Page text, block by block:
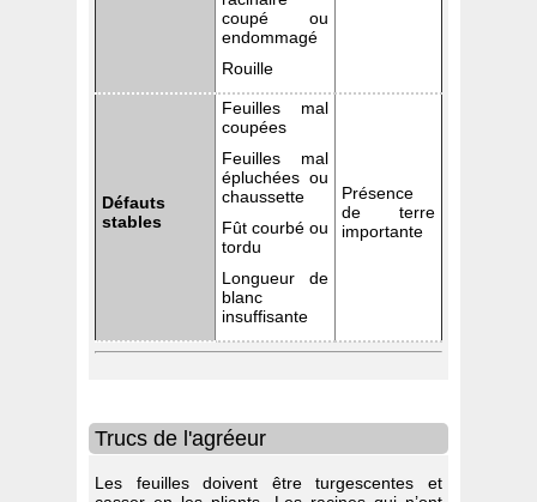
coupé ou
endommagé
Rouille
Défauts
stables
Feuilles mal
coupées
Feuilles mal
épluchées ou
chaussette
Fût courbé ou
tordu
Longueur de
blanc
insuffisante
Présence
de terre
importante
Trucs de l'agréeur
Les feuilles doivent être turgescentes et